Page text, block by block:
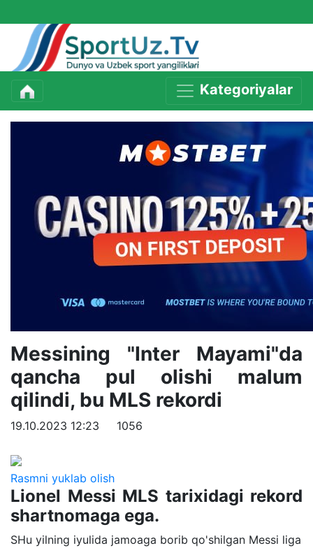
Kategoriyalar
Messining "Inter Mayami"da
qancha pul olishi malum
qilindi, bu MLS rekordi
19.10.2023 12:23 1056
Rasmni yuklab olish
Lionel Messi MLS tarixidagi rekord
shartnomaga ega.
SHu yilning iyulida jamoaga borib qo'shilgan Messi liga